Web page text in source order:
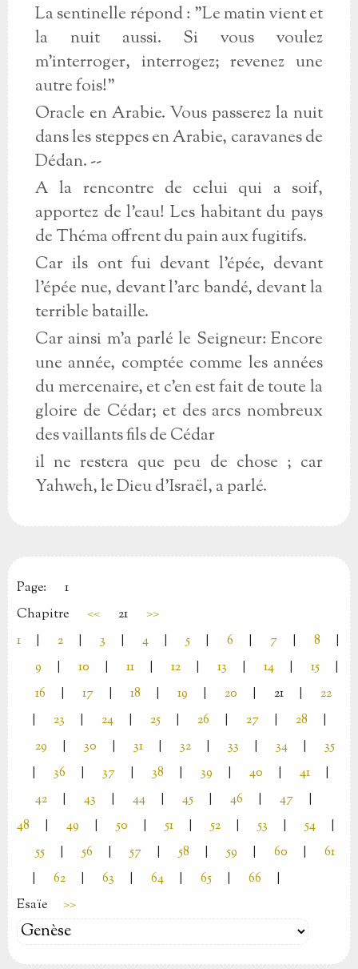
La sentinelle répond : "Le matin vient et
la nuit aussi. Si vous voulez
m'interroger, interrogez; revenez une
autre fois!"
Oracle en Arabie. Vous passerez la nuit
dans les steppes en Arabie, caravanes de
Dédan. --
A la rencontre de celui qui a soif,
apportez de l'eau! Les habitant du pays
de Théma offrent du pain aux fugitifs.
Car ils ont fui devant l'épée, devant
l'épée nue, devant l'arc bandé, devant la
terrible bataille.
Car ainsi m'a parlé le Seigneur: Encore
une année, comptée comme les années
du mercenaire, et c'en est fait de toute la
gloire de Cédar; et des arcs nombreux
des vaillants fils de Cédar
il ne restera que peu de chose ; car
Yahweh, le Dieu d'Israël, a parlé.
Page:
1
Chapitre
<< 21
>>
1
2 3 4 5 6 7 8
9
10 11 12 13 14 15
16
17 18 19 20 21
22
23 24 25 26 27 28
29
30 31 32 33 34
35
36 37 38 39 40 41
42
43 44 45 46 47
48
49 50 51 52 53 54
55
56 57 58 59 60
61
62 63 64 65 66
Esaïe
>>